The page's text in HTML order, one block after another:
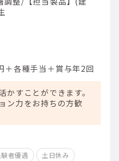
＋各種手当＋賞与年2回
かすことができます。
ン力をお持ちの方歓
者優遇
土日休み